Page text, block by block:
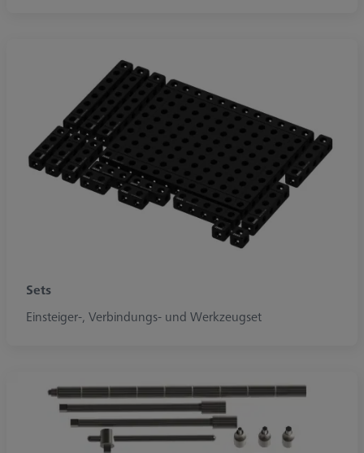
Sets
Einsteiger-, Verbindungs- und Werkzeugset